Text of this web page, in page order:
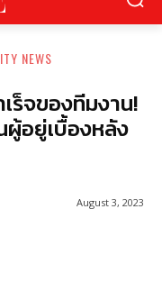
NEWS
ร็จของทีมงาน!
ผู้อยู่เบื้องหลัง
August 3, 2023